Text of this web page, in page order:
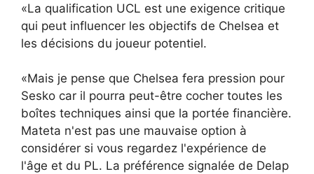
«La qualification UCL est une exigence critique
qui peut influencer les objectifs de Chelsea et
les décisions du joueur potentiel.
«Mais je pense que Chelsea fera pression pour
Sesko car il pourra peut-être cocher toutes les
boîtes techniques ainsi que la portée financière.
Mateta n'est pas une mauvaise option à
considérer si vous regardez l'expérience de
l'âge et du PL. La préférence signalée de Delap